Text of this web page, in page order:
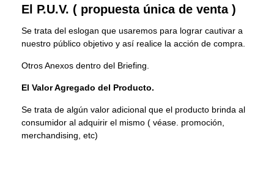
El P.U.V. ( propuesta única de venta )
Se trata del eslogan que usaremos para lograr cautivar a
nuestro público objetivo y así realice la acción de compra.
Otros Anexos dentro del Briefing.
El Valor Agregado del Producto.
Se trata de algún valor adicional que el producto brinda al
consumidor al adquirir el mismo ( véase. promoción,
merchandising, etc)